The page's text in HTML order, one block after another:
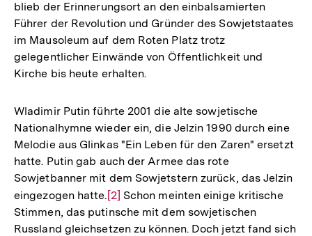
blieb der Erinnerungsort an den einbalsamierten
Führer der Revolution und Gründer des Sowjetstaates
im Mausoleum auf dem Roten Platz trotz
gelegentlicher Einwände von Öffentlichkeit und
Kirche bis heute erhalten.
Wladimir Putin führte 2001 die alte sowjetische
Nationalhymne wieder ein, die Jelzin 1990 durch eine
Melodie aus Glinkas "Ein Leben für den Zaren" ersetzt
hatte. Putin gab auch der Armee das rote
Sowjetbanner mit dem Sowjetstern zurück, das Jelzin
eingezogen hatte. Zur
Auflösung
der
[2] Schon meinten einige kritische
Stimmen, das putinsche mit dem sowjetischen
Russland gleichsetzen zu können. Doch jetzt fand sich